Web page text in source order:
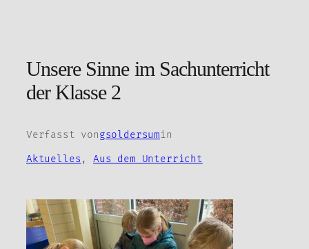
springen
Unsere Sinne im Sachunterricht
der Klasse 2
Verfasst vongsoldersumin
Aktuelles , Aus dem Unterricht